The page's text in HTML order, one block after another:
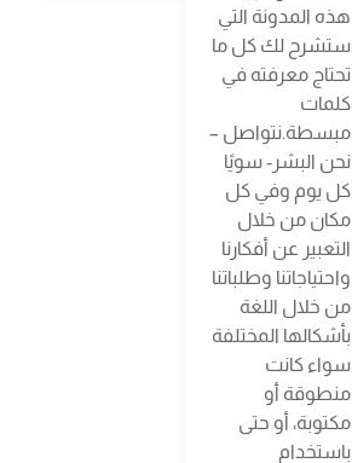
هذه المدونة التي
ستشرح لك كل ما
تحتاج معرفته في
كلمات
مبسطة.نتواصل –
نحن البشر- سويًا
كل يوم وفي كل
مكان من خلال
التعبير عن أفكارنا
واحتياجاتنا وطلباتنا
من خلال اللغة
بأشكالها المختلفة
سواء كانت
منطوقة أو
مكتوبة، أو حتى
باستخدام